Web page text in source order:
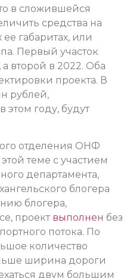
в сложившейся
средства на
габаритах, или
Первый участок
а второй в 2022. Оба
проекта. В
рублей,
этом году, будут
отделения ОНФ
теме с участием
департамента,
блогера
блогера,
проект выполнен без
потока. По
количество
ширина дороги
двум большим